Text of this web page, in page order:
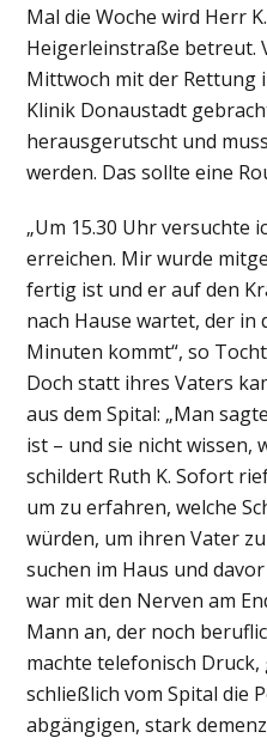
Mal die Woche wird Herr
Heigerleinstraße betreut.
Mittwoch mit der Rettung
Klinik Donaustadt
herausgerutscht und
werden. Das sollte eine
„Um 15.30 Uhr versuchte
erreichen. Mir wurde
fertig ist und er auf den
nach Hause wartet, der in
Minuten kommt“, so
Doch statt ihres Vaters
aus dem Spital: „Man
ist – und sie nicht wissen,
schildert Ruth K. Sofort
um zu erfahren, welche
würden, um ihren Vater
suchen im Haus und
war mit den Nerven am
Mann an, der noch
machte telefonisch
schließlich vom Spital die
abgängigen, stark